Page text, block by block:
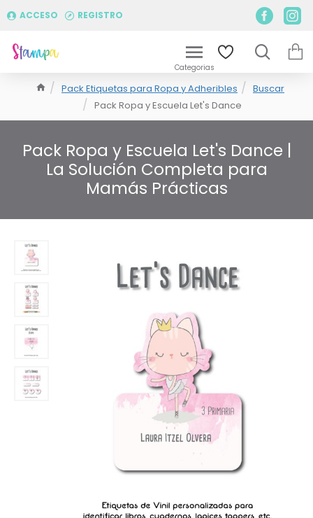
ACCESO REGISTRO
Pack Etiquetas para Ropa y Adheribles
Buscar
Pack Ropa y Escuela Let's Dance
Pack Ropa y Escuela Let's Dance |
La Solución Completa para
Mamás Prácticas